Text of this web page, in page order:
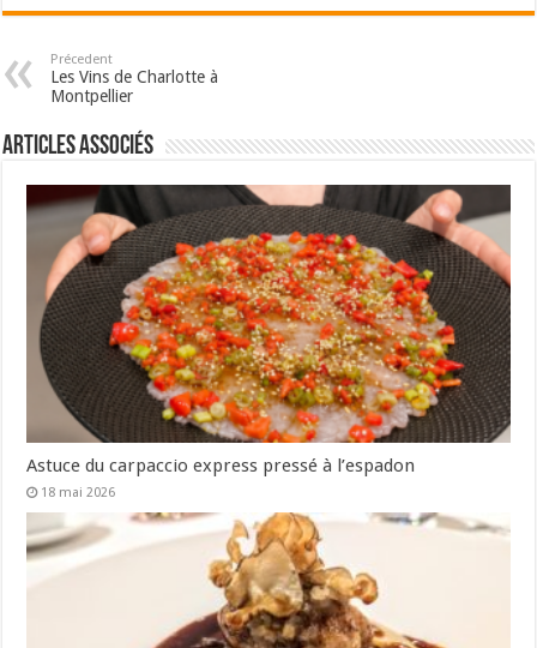
Précedent
Les Vins de Charlotte à
Montpellier
Articles associés
Astuce du carpaccio express pressé à l’espadon
18 mai 2026